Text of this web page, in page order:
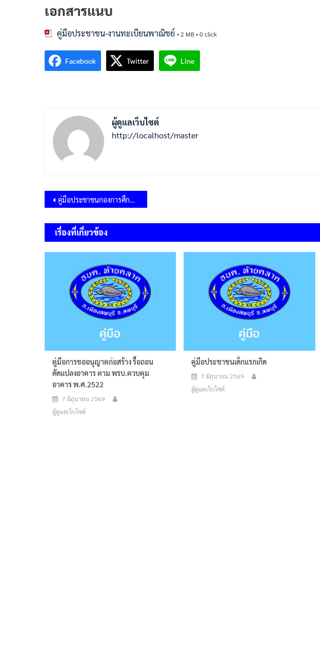
เอกสารแนบ
คู่มือประชาชน-งานทะเบียนพาณิชย์ • 2 MB • 0 click
Facebook Twitter Line
ผู้ดูแลเว็บไซต์
http://localhost/master
แนะแนว
เรื่อง
คู่มือประชาชนกองการศึกษาฯ
เรื่องที่เกี่ยวข้อง
คู่มือการขออนุญาตก่อสร้าง รื้อถอน
ดัดแปลงอาคาร ตาม พรบ.ควบคุม
อาคาร พ.ศ.2522
7 มิถุนายน 2569
ผู้ดูแลเว็บไซต์
คู่มือประชาชนเด็กแรกเกิด
7 มิถุนายน 2569
ผู้ดูแลเว็บไซต์